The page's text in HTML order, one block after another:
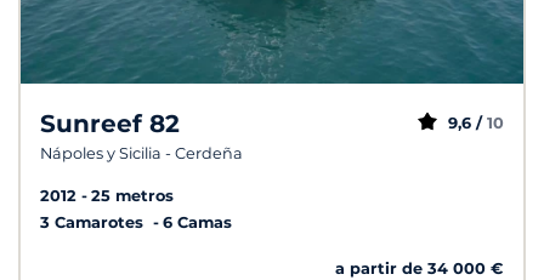
Sunreef 82
Nápoles y Sicilia - Cerdeña
9,6 / 10
2012
25 metros
3 Camarotes
6 Camas
a partir de 34 000 €